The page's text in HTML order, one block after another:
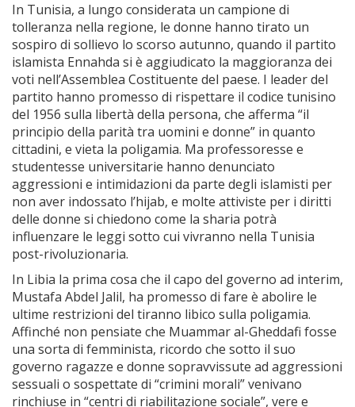
In Tunisia, a lungo considerata un campione di
tolleranza nella regione, le donne hanno tirato un
sospiro di sollievo lo scorso autunno, quando il partito
islamista Ennahda si è aggiudicato la maggioranza dei
voti nell’Assemblea Costituente del paese. I leader del
partito hanno promesso di rispettare il codice tunisino
del 1956 sulla libertà della persona, che afferma “il
principio della parità tra uomini e donne” in quanto
cittadini, e vieta la poligamia. Ma professoresse e
studentesse universitarie hanno denunciato
aggressioni e intimidazioni da parte degli islamisti per
non aver indossato l’hijab, e molte attiviste per i diritti
delle donne si chiedono come la sharia potrà
influenzare le leggi sotto cui vivranno nella Tunisia
post-rivoluzionaria.
In Libia la prima cosa che il capo del governo ad interim,
Mustafa Abdel Jalil, ha promesso di fare è abolire le
ultime restrizioni del tiranno libico sulla poligamia.
Affinché non pensiate che Muammar al-Gheddafi fosse
una sorta di femminista, ricordo che sotto il suo
governo ragazze e donne sopravvissute ad aggressioni
sessuali o sospettate di “crimini morali” venivano
rinchiuse in “centri di riabilitazione sociale”, vere e